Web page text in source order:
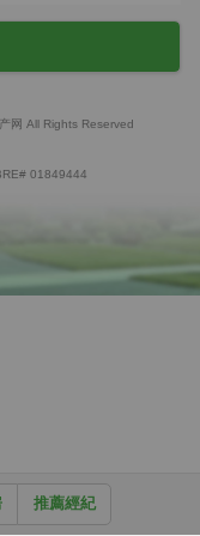
推薦經紀
网 All Rights Reserved
01849444